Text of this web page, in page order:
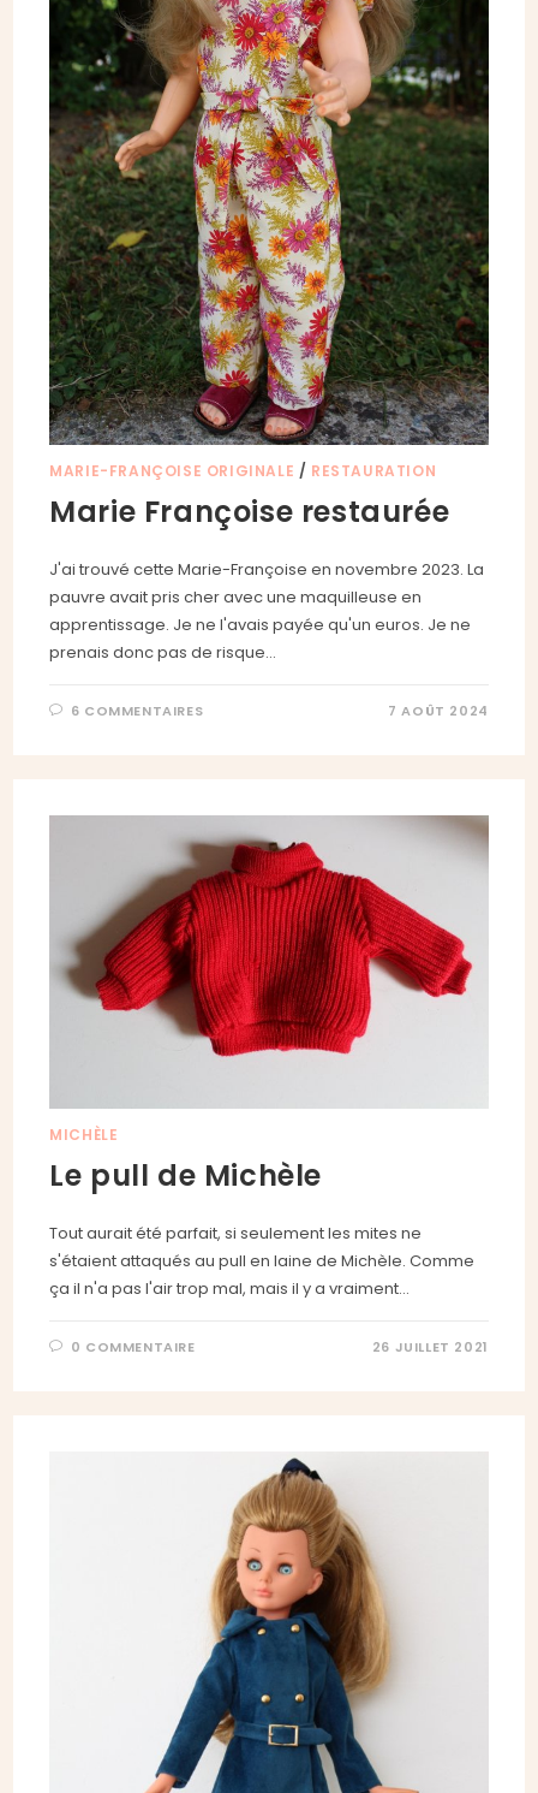
MARIE-FRANÇOISE ORIGINALE / RESTAURATION
Marie Françoise restaurée
J'ai trouvé cette Marie-Françoise en novembre 2023. La
pauvre avait pris cher avec une maquilleuse en
apprentissage. Je ne l'avais payée qu'un euros. Je ne
prenais donc pas de risque…
6 COMMENTAIRES 7 AOÛT 2024
MICHÈLE
Le pull de Michèle
Tout aurait été parfait, si seulement les mites ne
s'étaient attaqués au pull en laine de Michèle. Comme
ça il n'a pas l'air trop mal, mais il y a vraiment…
0 COMMENTAIRE 26 JUILLET 2021